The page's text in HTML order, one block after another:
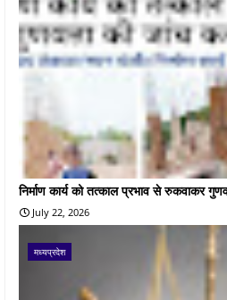
निर्माण कार्य को तत्काल प्रभाव से रुकवाकर
July 22, 2026
मध्यप्रदेश